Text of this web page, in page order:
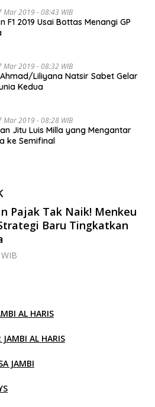
Mar 2019 - 08:43 WIB
F1 2019 Usai Bottas Menangi GP
Mar 2019 - 08:32 WIB
Liliyana Natsir Sabet Gelar
Kedua
Mar 2019 - 08:28 WIB
Jitu Luis Milla yang Mengantar
ke Semifinal
Pajak Tak Naik! Menkeu
Baru Tingkatkan
AL HARIS
JAMBI AL HARIS
JAMBI